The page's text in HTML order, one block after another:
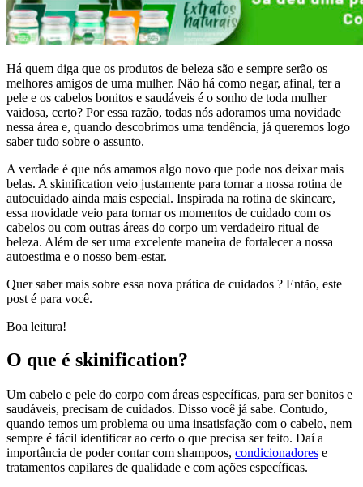
Há quem diga que os produtos de beleza são e sempre serão os
melhores amigos de uma mulher. Não há como negar, afinal, ter a
pele e os cabelos bonitos e saudáveis é o sonho de toda mulher
vaidosa, certo? Por essa razão, todas nós adoramos uma novidade
nessa área e, quando descobrimos uma tendência, já queremos logo
saber tudo sobre o assunto.
A verdade é que nós amamos algo novo que pode nos deixar mais
belas. A skinification veio justamente para tornar a nossa rotina de
autocuidado ainda mais especial. Inspirada na rotina de skincare,
essa novidade veio para tornar os momentos de cuidado com os
cabelos ou com outras áreas do corpo um verdadeiro ritual de
beleza. Além de ser uma excelente maneira de fortalecer a nossa
autoestima e o nosso bem-estar.
Quer saber mais sobre essa nova prática de cuidados ? Então, este
post é para você.
Boa leitura!
O que é skinification?
Um cabelo e pele do corpo com áreas específicas, para ser bonitos e
saudáveis, precisam de cuidados. Disso você já sabe. Contudo,
quando temos um problema ou uma insatisfação com o cabelo, nem
sempre é fácil identificar ao certo o que precisa ser feito. Daí a
importância de poder contar com shampoos, condicionadores e
tratamentos capilares de qualidade e com ações específicas.